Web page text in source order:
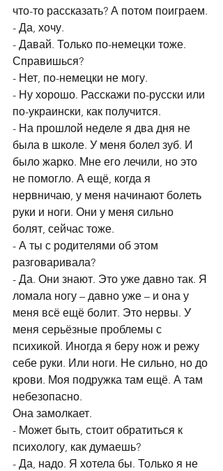
что-то рассказать? А потом поиграем.
- Да, хочу.
- Давай. Только по-немецки тоже.
Справишься?
- Нет, по-немецки не могу.
- Ну хорошо. Расскажи по-русски или
по-украински, как получится.
- На прошлой неделе я два дня не
была в школе. У меня болел зуб. И
было жарко. Мне его лечили, но это
не помогло. А ещё, когда я
нервничаю, у меня начинают болеть
руки и ноги. Они у меня сильно
болят, сейчас тоже.
- А ты с родителями об этом
разговаривала?
- Да. Они знают. Это уже давно так. Я
ломала ногу – давно уже – и она у
меня всё ещё болит. Это нервы. У
меня серьёзные проблемы с
психикой. Иногда я беру нож и режу
себе руки. Или ноги. Не сильно, но до
крови. Моя подружка там ещё. А там
небезопасно.
Она замолкает.
- Может быть, стоит обратиться к
психологу, как думаешь?
- Да, надо. Я хотела бы. Только я не